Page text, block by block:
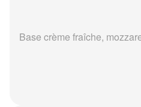
Base crème fraîche,